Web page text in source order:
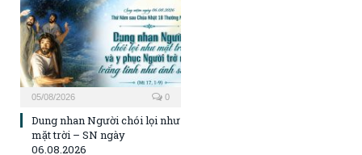
05/08/2026 0
Dung nhan Người chói lọi như
mặt trời – SN ngày
06.08.2026